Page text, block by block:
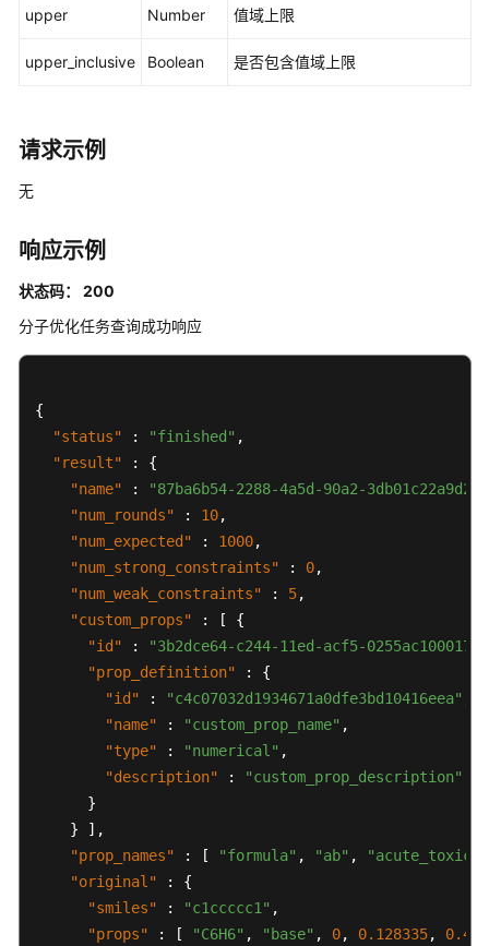
upper Number 值域上限
upper_inclusive Boolean 是否包含值域上限
请求示例
无
响应示例
状态码： 200
分子优化任务查询成功响应
{
"status"
: "finished" ,
"result"
:
{
"name"
: "87ba6b54-2288-4a5d-90a2-3db01c22a9d2"
"num_rounds"
: 10,
"num_expected"
: 1000,
"num_strong_constraints"
: 0,
"num_weak_constraints"
: 5,
"custom_props"
: [
{
"id"
: "3b2dce64-c244-11ed-acf5-0255ac100017"
"prop_definition"
:
{
"id"
: "c4c07032d1934671a0dfe3bd10416eea"
"name"
: "custom_prop_name" ,
"type"
: "numerical" ,
"description"
:
"custom_prop_description"
}
}
] ,
"prop_names"
: [ "formula" , "ab" ,
"original"
:
{
"smiles"
: "c1ccccc1" ,
"props"
: [ "C6H6" , "base" , 0, 0.128335, 0.43